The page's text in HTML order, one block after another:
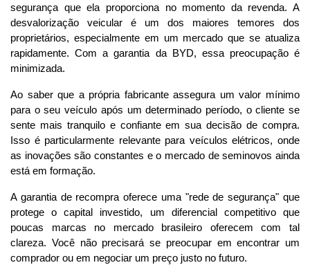
segurança que ela proporciona no momento da revenda. A
desvalorização veicular é um dos maiores temores dos
proprietários, especialmente em um mercado que se atualiza
rapidamente. Com a garantia da BYD, essa preocupação é
minimizada.
Ao saber que a própria fabricante assegura um valor mínimo
para o seu veículo após um determinado período, o cliente se
sente mais tranquilo e confiante em sua decisão de compra.
Isso é particularmente relevante para veículos elétricos, onde
as inovações são constantes e o mercado de seminovos ainda
está em formação.
A garantia de recompra oferece uma "rede de segurança" que
protege o capital investido, um diferencial competitivo que
poucas marcas no mercado brasileiro oferecem com tal
clareza. Você não precisará se preocupar em encontrar um
comprador ou em negociar um preço justo no futuro.